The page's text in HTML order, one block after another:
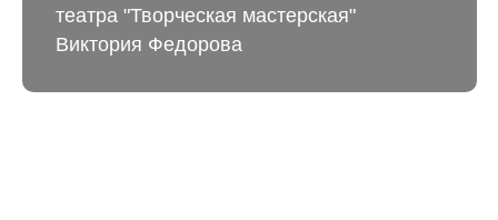
театра "Творческая мастерская"
Виктория Федорова